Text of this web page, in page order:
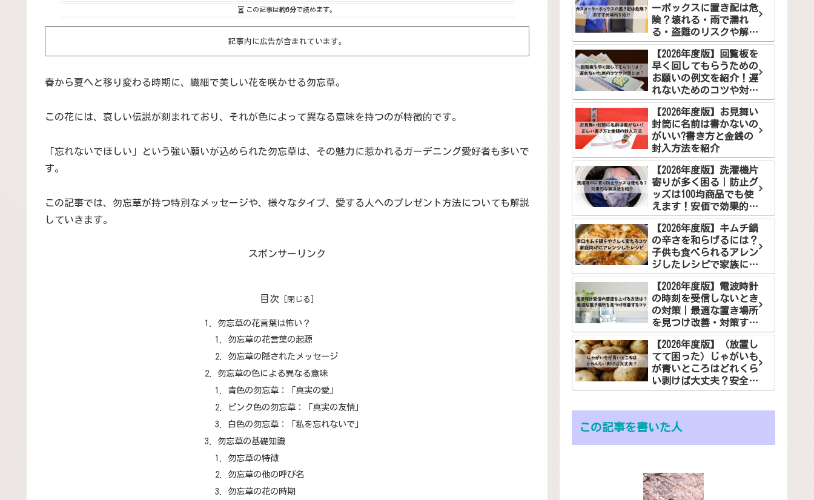
この記事は約6分で読めます。
記事内に広告が含まれています。
春から夏へと移り変わる時期に、繊細で美しい花を咲かせる勿忘草。
この花には、哀しい伝説が刻まれており、それが色によって異なる意味を持つのが特徴的です。
「忘れないでほしい」という強い願いが込められた勿忘草は、その魅力に惹かれるガーデニング愛好者も多いで
す。
この記事では、勿忘草が持つ特別なメッセージや、様々なタイプ、愛する人へのプレゼント方法についても解説
していきます。
スポンサーリンク
目次
勿忘草の花言葉は怖い？
勿忘草の花言葉の起源
勿忘草の隠されたメッセージ
勿忘草の色による異なる意味
青色の勿忘草：「真実の愛」
ピンク色の勿忘草：「真実の友情」
白色の勿忘草：「私を忘れないで」
勿忘草の基礎知識
勿忘草の特徴
勿忘草の他の呼び名
勿忘草の花の時期
ーボックスに置き配は危
険？壊れる・雨で濡れ
る・盗難のリスクや解決
案を徹底解説
【2026年度版】回覧板を
早く回してもらうための
お願いの例文を紹介！遅
れないためのコツや対策
とは？
【2026年度版】お見舞い
封筒に名前は書かないの
がいい?書き方と金銭の
封入方法を紹介
【2026年度版】洗濯機片
寄りが多く困る｜防止グ
ッズは100均商品でも使
えます！安価で効果的な
解決法をご紹介
【2026年度版】キムチ鍋
の辛さを和らげるには？
子供も食べられるアレン
ジしたレシピで家族に笑
顔を！
【2026年度版】電波時計
の時刻を受信しないとき
の対策｜最適な置き場所
を見つけ改善・対策する
コツ
【2026年度版】（放置し
てて困った）じゃがいも
が青いところはどれくら
い剥けば大丈夫？安全な
食べ方でお悩み解決
この記事を書いた人